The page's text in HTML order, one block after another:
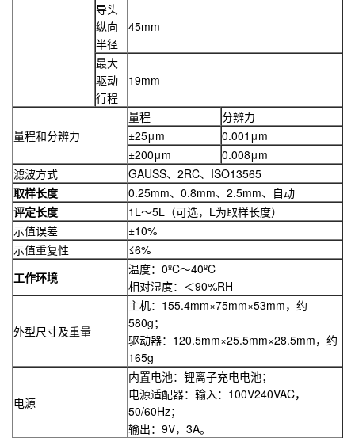
导头
纵向
半径
45mm
最大
驱动
行程
19mm
量程和分辨力
量程
分辨力
±25μm
0.001μm
±200μm
0.008μm
滤波方式
GAUSS、2RC、ISO13565
取样长度
0.25mm、0.8mm、2.5mm、自动
评定长度
1L～5L（可选，L为取样长度）
示值误差
±10%
示值重复性
≤6%
工作环境
温度：0ºC～40ºC
相对湿度：＜90%RH
外型尺寸及重量
主机：155.4mm×75mm×53mm，约
580g；
驱动器：120.5mm×25.5mm×28.5mm，约
165g
电源
内置电池：锂离子充电电池；
电源适配器：输入：100V240VAC，
50/60Hz；
输出：9V，3A。